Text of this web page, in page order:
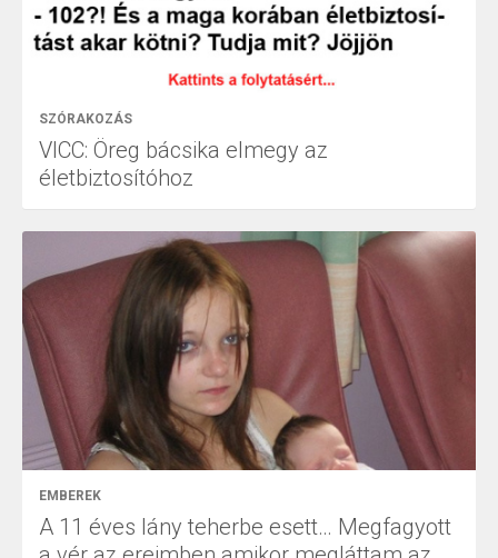
SZÓRAKOZÁS
VICC: Öreg bácsika elmegy az
életbiztosítóhoz
EMBEREK
A 11 éves lány teherbe esett… Megfagyott